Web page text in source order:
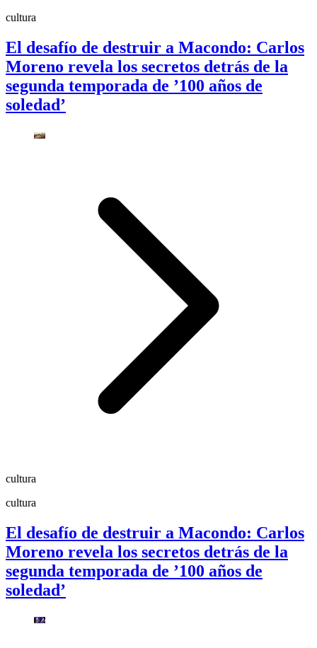
cultura
El desafío de destruir a Macondo: Carlos
Moreno revela los secretos detrás de la
segunda temporada de ’100 años de
soledad’
cultura
cultura
El desafío de destruir a Macondo: Carlos
Moreno revela los secretos detrás de la
segunda temporada de ’100 años de
soledad’